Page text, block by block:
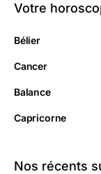
Votre
Bélier
Cancer
Balance
Capricorne
Nos récents